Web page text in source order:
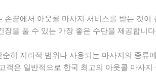
손끝에서 아웃콜 마사지 서비스를 받는 것
을 풀 수 있는 가장 좋은 수단을 제공합니
히 지리적 범위나 사용되는 마사지의 종류
객은 일반적으로 한국 최고의 아웃콜 마사